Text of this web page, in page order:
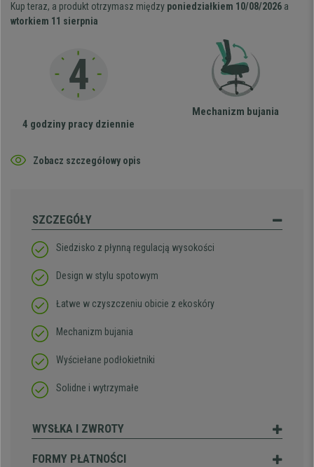
Kup teraz, a produkt otrzymasz między poniedziałkiem 10/08/2026 a
wtorkiem 11 sierpnia
4 godziny pracy dziennie
Mechanizm bujania
Zobacz szczegółowy opis
SZCZEGÓŁY
Siedzisko z płynną regulacją wysokości
Design w stylu spotowym
Łatwe w czyszczeniu obicie z ekoskóry
Mechanizm bujania
Wyściełane podłokietniki
Solidne i wytrzymałe
WYSŁKA I ZWROTY
FORMY PŁATNOŚCI